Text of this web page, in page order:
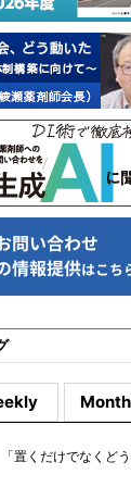
置くだけでなくどう